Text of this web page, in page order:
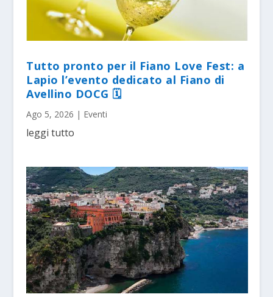
Tutto pronto per il Fiano Love Fest: a
Lapio l’evento dedicato al Fiano di
Avellino DOCG 🗓
Ago 5, 2026 | Eventi
leggi tutto